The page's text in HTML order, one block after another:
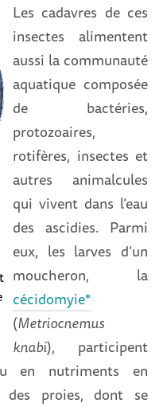
Les cadavres de ces
insectes alimentent
aussi la communauté
aquatique composée
de bactéries,
protozoaires,
rotifères, insectes et
autres animalcules
qui vivent dans l’eau
des ascidies. Parmi
eux, les larves d’un
moucheron, la
cécidomyie*
(Metriocnemus
knabi), participent
en nutriments en
des proies, dont se